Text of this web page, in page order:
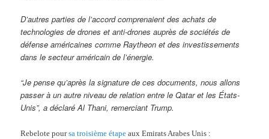
D’autres parties de l’accord comprenaient des achats de
technologies de drones et anti-drones auprès de sociétés de
défense américaines comme Raytheon et des investissements
dans le secteur américain de l’énergie.
“Je pense qu’après la signature de ces documents, nous allons
passer à un autre niveau de relation entre le Qatar et les États-
Unis”, a déclaré Al Thani, remerciant Trump.
Rebelote poursa troisième étape aux Emirats Arabes Unis :